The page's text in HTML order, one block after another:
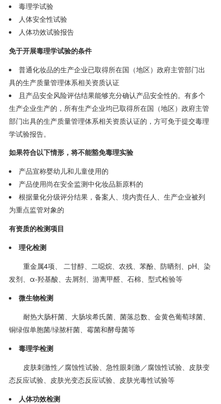
毒理学试验
人体安全性试验
人体功效试验报告
免于开展毒理学试验的条件
普通化妆品的生产企业已取得所在国（地区）政府主管部门出
具的生产质量管理体系相关资质认证
且产品安全风险评估结果能够充分确认产品安全性的。有多个
生产企业生产的，所有生产企业均已取得所在国（地区）政府主管
部门出具的生产质量管理体系相关资质认证的，方可免于提交毒理
学试验报告。
如果符合以下情形，将不能豁免毒理实验
产品宣称婴幼儿和儿童使用的
产品使用尚在安全监测中化妆品新原料的
根据量化分级评分结果，备案人、境内责任人、生产企业被列
为重点监管对象的
有资质的检测项目
理化检测
重金属4项、 二甘醇、二噁烷、农残、苯酚、防晒剂、pH、染
发剂、α-羟基酸、去屑剂、游离甲醛、石棉、型式检验等
微生物检测
耐热大肠杆菌、大肠埃希氏菌、菌落总数、金黄色葡萄球菌、
铜绿假单胞菌/绿脓杆菌、霉菌和酵母菌等
毒理学检测
皮肤刺激性／腐蚀性试验、急性眼刺激／腐蚀性试验、皮肤变
态反应试验、皮肤光变态反应试验、皮肤光毒性试验等
人体功效检测